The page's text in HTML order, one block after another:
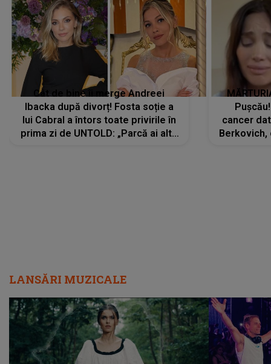
Cât de bine îi merge Andreei
Ibacka după divorț! Fosta soție a
lui Cabral a întors toate privirile în
prima zi de UNTOLD: „Parcă ai altă
cancer
LANSĂRI MUZICALE